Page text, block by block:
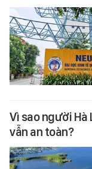
Vì sao người
vẫn an toàn?